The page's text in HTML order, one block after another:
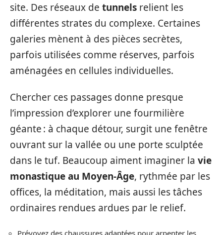
site. Des réseaux de tunnels relient les
différentes strates du complexe. Certaines
galeries mènent à des pièces secrètes,
parfois utilisées comme réserves, parfois
aménagées en cellules individuelles.
Chercher ces passages donne presque
l’impression d’explorer une fourmilière
géante : à chaque détour, surgit une fenêtre
ouvrant sur la vallée ou une porte sculptée
dans le tuf. Beaucoup aiment imaginer la vie
monastique au Moyen-Âge, rythmée par les
offices, la méditation, mais aussi les tâches
ordinaires rendues ardues par le relief.
Prévoyez des chaussures adaptées pour arpenter les